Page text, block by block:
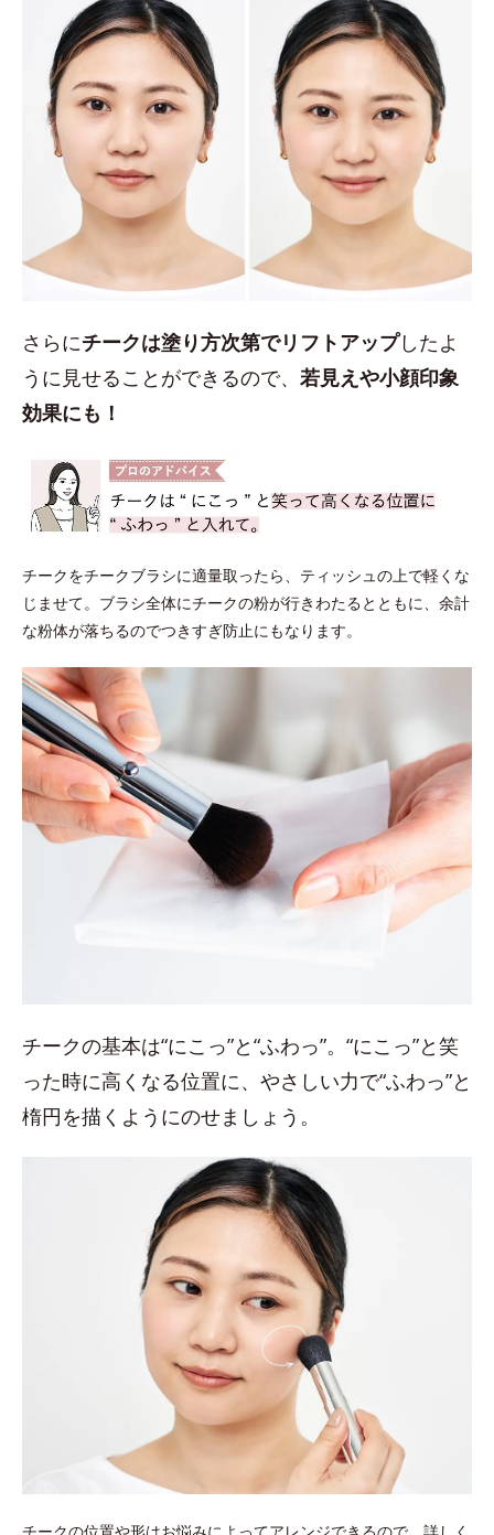
さらにチークは塗り方次第でリフトアップしたよ
うに見せることができるので、 若見えや小顔印象
効果にも！
チークをチークブラシに適量取ったら、ティッシュの上で軽くな
じませて。ブラシ全体にチークの粉が行きわたるとともに、余計
な粉体が落ちるのでつきすぎ防止にもなります。
チークの基本は“にこっ”と“ふわっ”。“にこっ”と笑
った時に高くなる位置に、やさしい力で“ふわっ”と
楕円を描くようにのせましょう。
チークの位置や形はお悩みによってアレンジできるので、詳しく